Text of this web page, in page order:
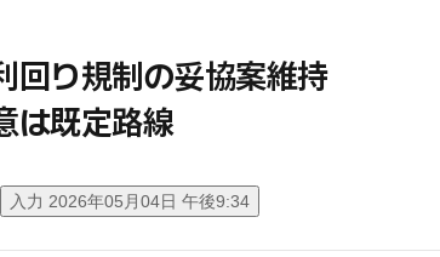
回り規制の妥協案維持
は既定路線
入力 2026年05月04日 午後9:34